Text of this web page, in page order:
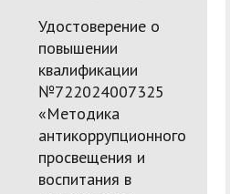
Удостоверение о
повышении
квалификации
№722024007325
«Методика
антикоррупционного
просвещения и
воспитания в